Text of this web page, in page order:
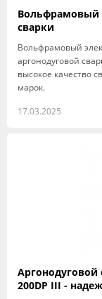
Вольфрамовый
сварки
Вольфрамовый
аргонодуговой
высокое качество
марок.
17.03.2025
Аргонодуговой
200DP III -